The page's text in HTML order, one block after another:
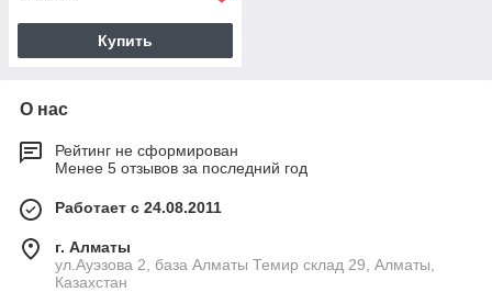
Купить
О нас
Рейтинг не сформирован
Менее 5 отзывов за последний год
Работает с 24.08.2011
г. Алматы
ул.Ауэзова 2, база Алматы Темир склад 29, Алматы,
Казахстан